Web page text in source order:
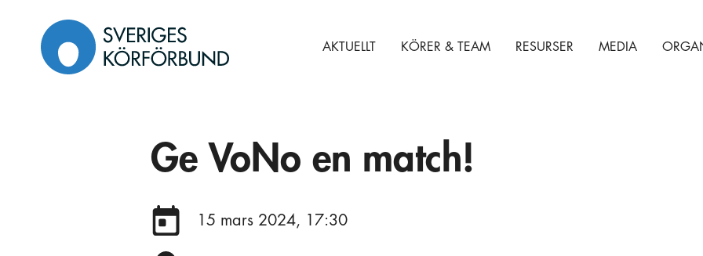
innehåll
AKTUELLT KÖRER & TEAM RESURSER MEDIA
Ge VoNo en match!
Datum:
15 mars 2024, 17:30